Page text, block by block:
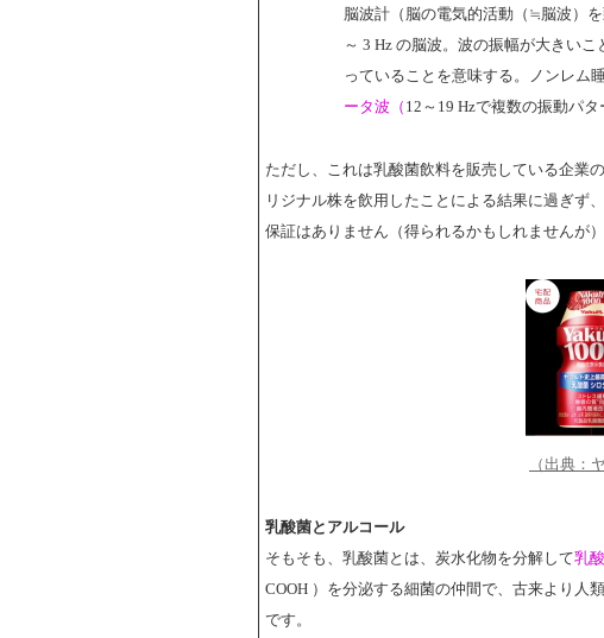
脳波計（脳の電気的活動（≒脳波）
～ 3 Hz の脳波。波の振幅が大きい
っていることを意味する。ノンレム
ータ波（ 12～19 Hzで複数の振動パ
ただし、これは乳酸菌飲料を販売している企業
リジナル株を飲用したことによる結果に過ぎず
保証はありません（得られるかもしれませんが）
（出典：
乳酸菌とアルコール
そもそも、乳酸菌とは、炭水化物を分解して乳酸
COOH ）を分泌する細菌の仲間で、古来より人
です。